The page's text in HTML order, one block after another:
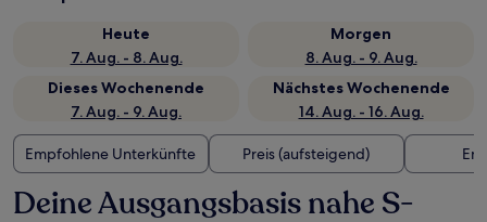
Heute
7. Aug. - 8. Aug.
Morgen
8. Aug. - 9. Aug.
Dieses Wochenende
7. Aug. - 9. Aug.
Nächstes Wochenende
14. Aug. - 16. Aug.
Empfohlene Unterkünfte Preis (aufsteigend)
Deine Ausgangsbasis nahe S-